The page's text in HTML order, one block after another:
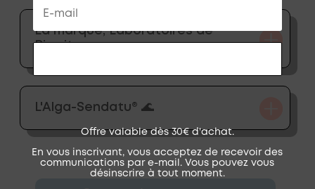
La marque, Laboratoires de
Biarritz
L'Alga-Sendatu® 🌊
Offre valable dès 30€ d'achat.
En vous inscrivant, vous acceptez de recevoir des
communications par e-mail. Vous pouvez vous
désinscrire à tout moment.